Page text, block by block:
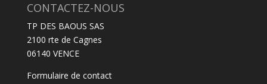
CONTACTEZ-NOUS
TP DES BAOUS SAS
2100 rte de Cagnes
06140 VENCE
Formulaire de contact